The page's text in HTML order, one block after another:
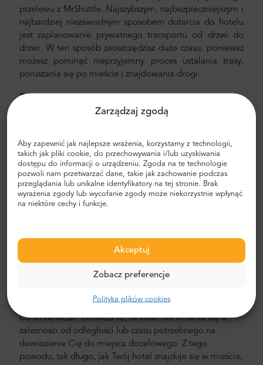
Zarządzaj zgodą
Aby zapewnić jak najlepsze wrażenia, korzystamy z technologii,
takich jak pliki cookie, do przechowywania i/lub uzyskiwania
dostępu do informacji o urządzeniu. Zgoda na te technologie
pozwoli nam przetwarzać dane, takie jak zachowanie podczas
przeglądania lub unikalne identyfikatory na tej stronie. Brak
wyrażenia zgody lub wycofanie zgody może niekorzystnie wpłynąć
na niektóre cechy i funkcje.
Akceptuj
Zobacz preferencje
Polityka plików cookies
przelewu z MrShuttle. Najszybszym, najbezpieczniejszym i
najbardziej niezawodnym sposobem dotarcia do hotelu
jest zaplanowanie prywatnego transportu od drzwi do
drzwi. W ten sposób zaoszczędzisz dużo czasu, ponieważ
możesz pominąć nieprzyjemny proces ustalania trasy,
poruszania się po mieście i znajdowania drogi.
Transfer z lotniska i miasta
Szukasz niezawodnego i niedrogiego transferu
podróżnych użytkowników Trip-Advisor. Oferujemy
transport door-to-door w nowych, nowoczesnych,
komfortowych, klimatyzowanych minivanach i minibusach
Mercedes-Benz. Nasza załoga składa się z
doświadczonych kierowców-weteranów, biegle
posługujących się językiem angielskim.
Cena prywatnego transportu lotniskowego Mr. Shuttle
bez ukrytych kosztów. Nie musisz płacić gotówką. Możesz
tylko prywatne transfery lotniskowe mają ustaloną cenę.
Co to oznacza? Oznacza to, że koszt nie zmienia się w
zależności od odległości lub czasu potrzebnego na
dowiezienie Cię do miejsca docelowego. Z tego
powodu, tak długo, jak Twój hotel znajduje się w mieście,